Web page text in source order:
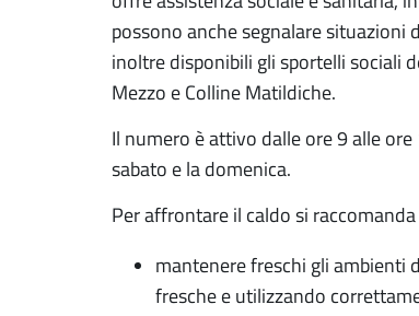
possono anche segnalare situazioni
inoltre disponibili gli sportelli sociali
Mezzo e Colline Matildiche.
Il numero è attivo dalle ore 9 alle
sabato e la domenica.
Per affrontare il caldo si raccomanda
mantenere freschi gli ambienti
fresche e utilizzando